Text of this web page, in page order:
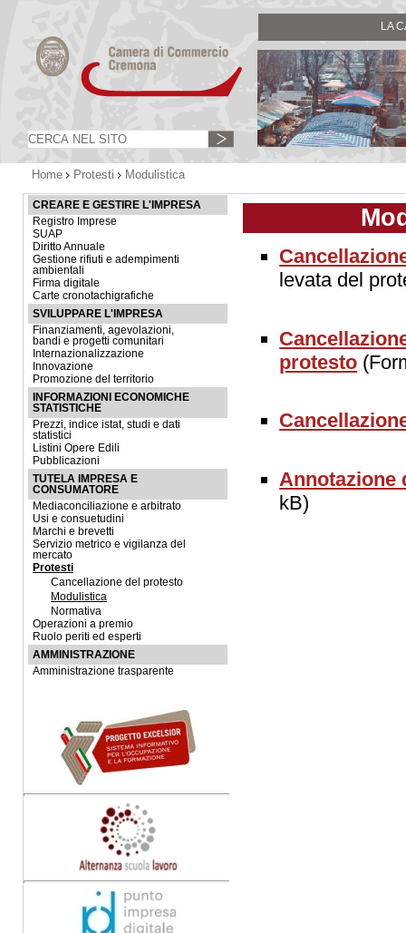
LA
Home Protesti Modulistica
CREARE E GESTIRE L'IMPRESA
Registro Imprese
SUAP
Diritto Annuale
Gestione rifiuti e adempimenti
ambientali
Firma digitale
Carte cronotachigrafiche
SVILUPPARE L'IMPRESA
Finanziamenti, agevolazioni,
bandi e progetti comunitari
Internazionalizzazione
Innovazione
Promozione del territorio
INFORMAZIONI ECONOMICHE
STATISTICHE
Prezzi, indice istat, studi e dati
statistici
Listini Opere Edili
Pubblicazioni
TUTELA IMPRESA E
CONSUMATORE
Mediaconciliazione e arbitrato
Usi e consuetudini
Marchi e brevetti
Servizio metrico e vigilanza del
mercato
Protesti
Cancellazione del protesto
Modulistica
Normativa
Operazioni a premio
Ruolo periti ed esperti
AMMINISTRAZIONE
Amministrazione trasparente
levata del
protesto
Annotazione
kB)